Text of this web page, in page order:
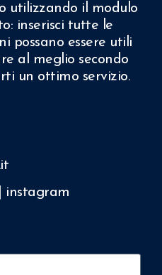
utilizzando il modulo
inserisci tutte le
possano essere utili
al meglio secondo
un ottimo servizio.
instagram